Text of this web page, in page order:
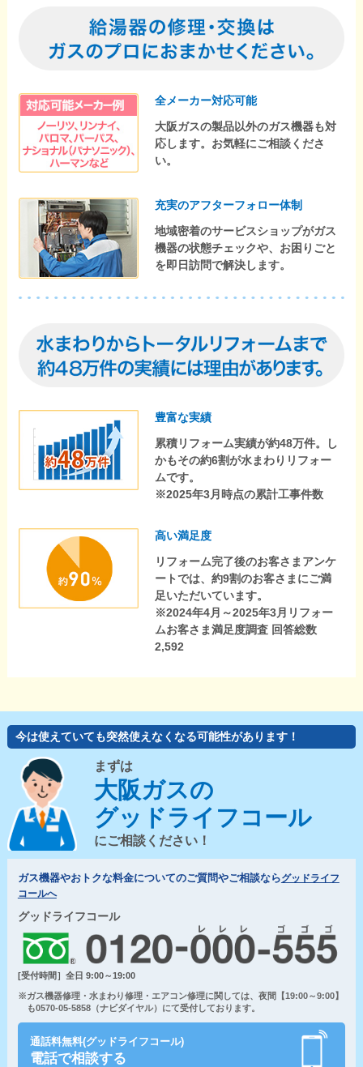
全メーカー対応可能
大阪ガスの製品以外のガス機器も対
応します。お気軽にご相談くださ
い。
充実のアフターフォロー体制
地域密着のサービスショップがガス
機器の状態チェックや、お困りごと
を即日訪問で解決します。
豊富な実績
累積リフォーム実績が約48万件。し
かもその約6割が水まわりリフォー
ムです。
※2025年3月時点の累計工事件数
高い満足度
リフォーム完了後のお客さまアンケ
ートでは、約9割のお客さまにご満
足いただいています。
※2024年4月～2025年3月リフォー
ムお客さま満足度調査 回答総数
2,592
今は使えていても突然使えなくなる可能性があります！
まずは
大阪ガスの
グッドライフコール
にご相談ください！
ガス機器やおトクな料金についてのご質問やご相談ならグッドライフ
コールへ
グッドライフコール
[受付時間］全日 9:00～19:00
※ガス機器修理・水まわり修理・エアコン修理に関しては、夜間【19:00～9:00】
も0570-05-5858（ナビダイヤル）にて受付しております。
通話料無料(グッドライフコール)
電話で相談する